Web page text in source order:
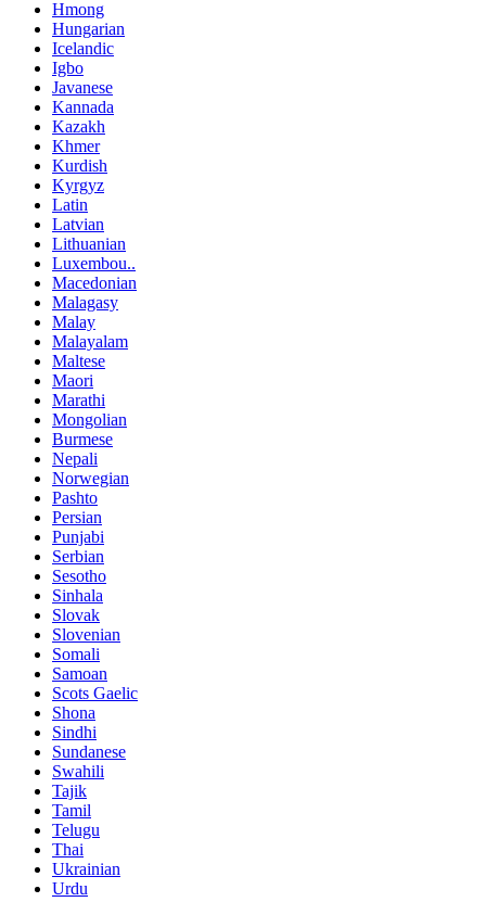
Hmong
Hungarian
Icelandic
Igbo
Javanese
Kannada
Kazakh
Khmer
Kurdish
Kyrgyz
Latin
Latvian
Lithuanian
Luxembou..
Macedonian
Malagasy
Malay
Malayalam
Maltese
Maori
Marathi
Mongolian
Burmese
Nepali
Norwegian
Pashto
Persian
Punjabi
Serbian
Sesotho
Sinhala
Slovak
Slovenian
Somali
Samoan
Scots Gaelic
Shona
Sindhi
Sundanese
Swahili
Tajik
Tamil
Telugu
Thai
Ukrainian
Urdu